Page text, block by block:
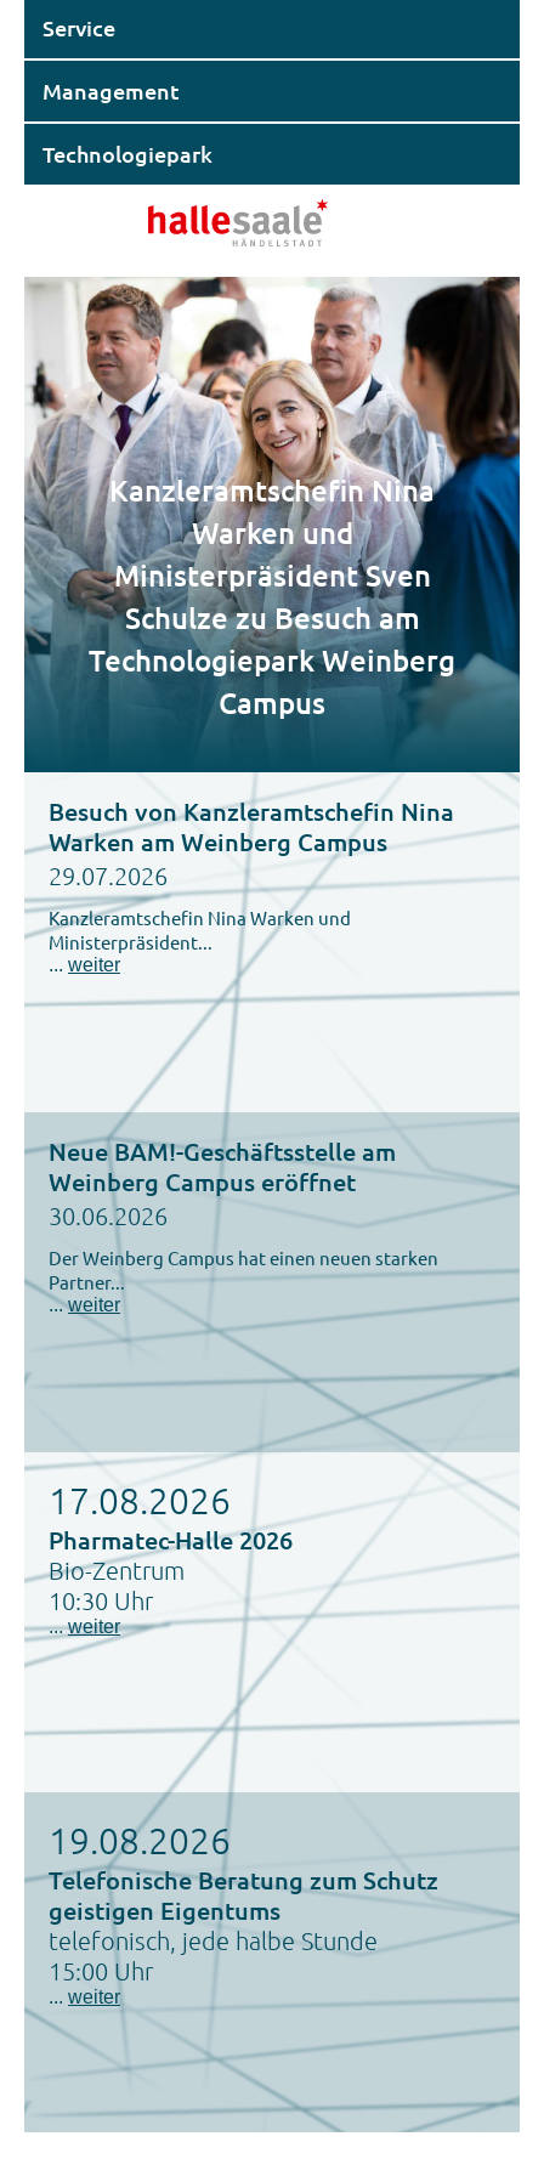
Service
Management
Technologiepark
Kanzleramtschefin Nina
Warken und
Ministerpräsident Sven
Schulze zu Besuch am
Technologiepark Weinberg
Campus
Besuch von Kanzleramtschefin Nina
Warken am Weinberg Campus
29.07.2026
Kanzleramtschefin Nina Warken und
Ministerpräsident...
... weiter
Neue BAM!-Geschäftsstelle am
Weinberg Campus eröffnet
30.06.2026
Der Weinberg Campus hat einen neuen starken
Partner...
...weiter
17.08.2026
Pharmatec-Halle 2026
Bio-Zentrum
10:30 Uhr
...weiter
19.08.2026
Telefonische Beratung zum Schutz
geistigen Eigentums
telefonisch, jede halbe Stunde
15:00 Uhr
... weiter